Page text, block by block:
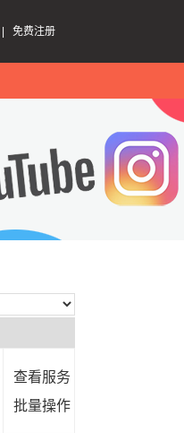
免费注册
查看服务
批量操作